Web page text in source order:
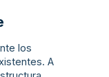
los
A